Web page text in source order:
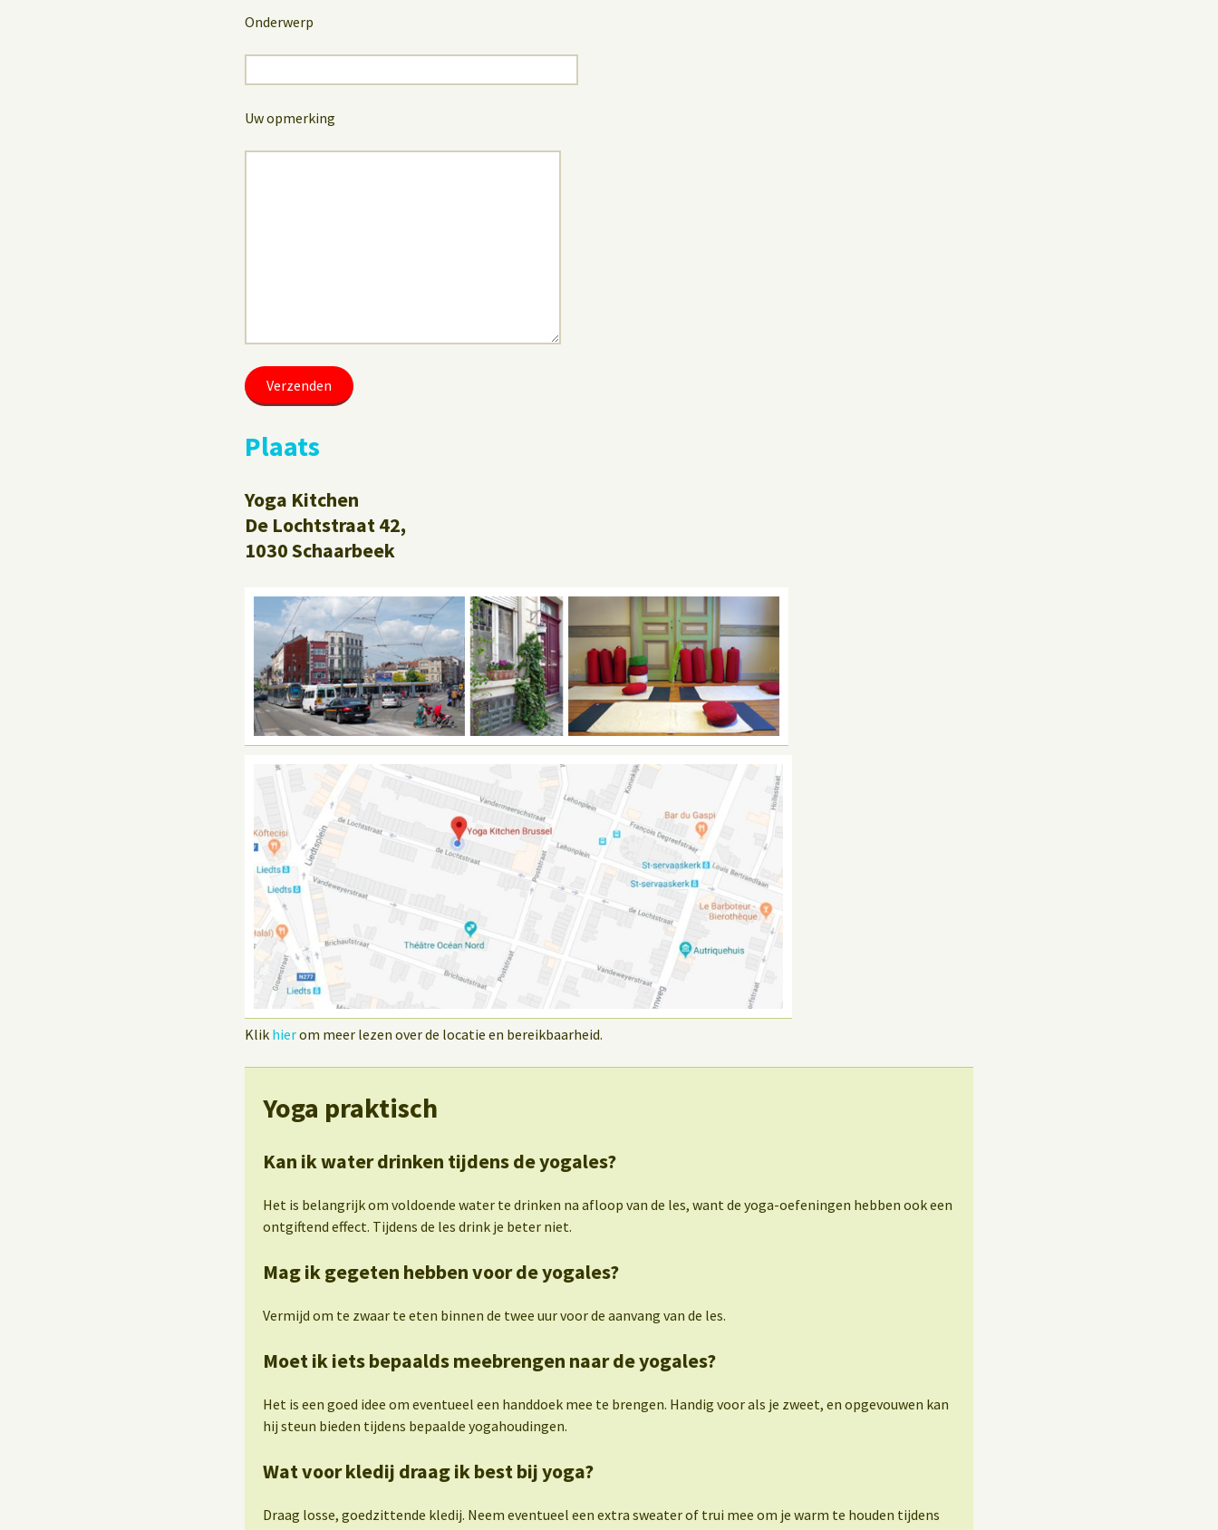
Onderwerp
Uw opmerking
Plaats
Yoga Kitchen
De Lochtstraat 42,
1030 Schaarbeek
Klik hierom meer lezen over de locatie en bereikbaarheid.
Yoga praktisch
Kan ik water drinken tijdens de yogales?
Het is belangrijk om voldoende water te drinken na afloop van de les, want de yoga-oefeningen hebben ook een
ontgiftend effect. Tijdens de les drink je beter niet.
Mag ik gegeten hebben voor de yogales?
Vermijd om te zwaar te eten binnen de twee uur voor de aanvang van de les.
Moet ik iets bepaalds meebrengen naar de yogales?
Het is een goed idee om eventueel een handdoek mee te brengen. Handig voor als je zweet, en opgevouwen kan
hij steun bieden tijdens bepaalde yogahoudingen.
Wat voor kledij draag ik best bij yoga?
Draag losse, goedzittende kledij. Neem eventueel een extra sweater of trui mee om je warm te houden tijdens